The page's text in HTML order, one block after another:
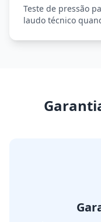
Teste de pressão
laudo técnico